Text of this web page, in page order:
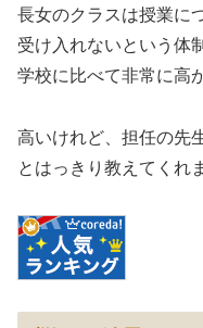
長女のクラスは授業に
受け入れないという体
学校に比べて非常に高
高いけれど、担任の先
とはっきり教えてくれ